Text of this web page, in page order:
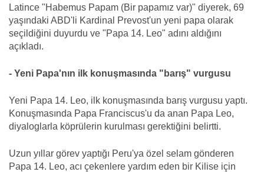
Latince "Habemus Papam (Bir papamız var)" diyerek, 69
yaşındaki ABD'li Kardinal Prevost'un yeni papa olarak
seçildiğini duyurdu ve "Papa 14. Leo" adını aldığını
açıkladı.
- Yeni Papa'nın ilk konuşmasında "barış" vurgusu
Yeni Papa 14. Leo, ilk konuşmasında barış vurgusu yaptı.
Konuşmasında Papa Franciscus'u da anan Papa Leo,
diyaloglarla köprülerin kurulması gerektiğini belirtti.
Uzun yıllar görev yaptığı Peru'ya özel selam gönderen
Papa 14. Leo, acı çekenlere yardım eden bir Kilise için